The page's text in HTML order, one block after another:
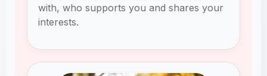
with, who supports you and shares your
interests.